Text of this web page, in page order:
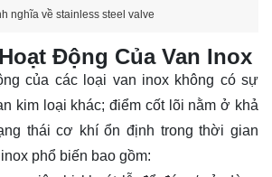
nghĩa về stainless steel valve
Động Của Van Inox
của các loại van inox không có sự
kim loại khác; điểm cốt lõi nằm ở khả
thái cơ khí ổn định trong thời gian
phổ biến bao gồm: